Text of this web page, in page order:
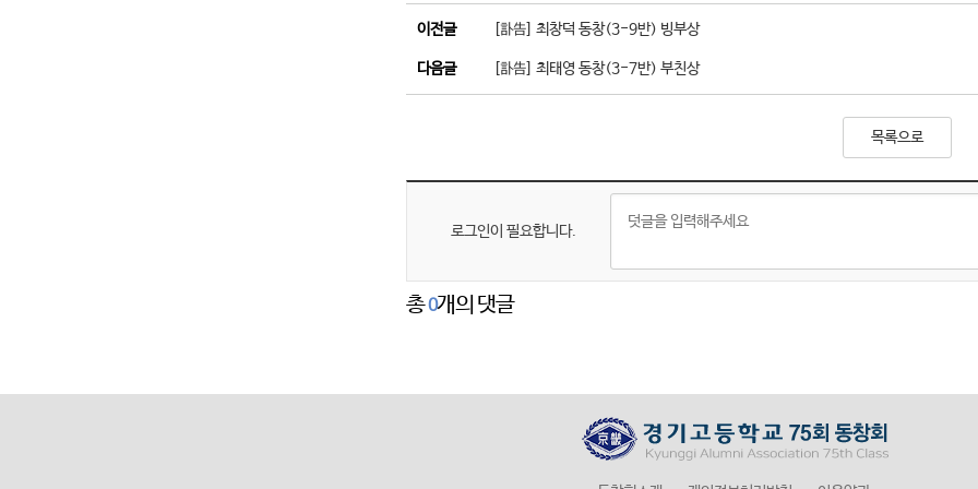
이전글 [訃告] 최창덕 동창(3-9반) 빙부상
다음글 [訃告] 최태영 동창(3-7반) 부친상
목록으로
로그인이 필요합니다.
총0개의 댓글